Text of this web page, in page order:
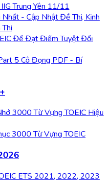
Trung Yên 11/11
- Cập Nhật Đề Thi, Kinh
Để Đạt Điểm Tuyệt Đối
5 Cô Đọng PDF - Bí
3000 Từ Vựng TOEIC Hiệu
3000 Từ Vựng TOEIC
ETS 2021, 2022, 2023